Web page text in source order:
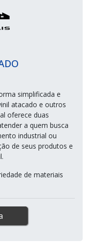
simplificada e
atacado e outros
oferece duas
a quem busca
industrial ou
de seus produtos e
de materiais